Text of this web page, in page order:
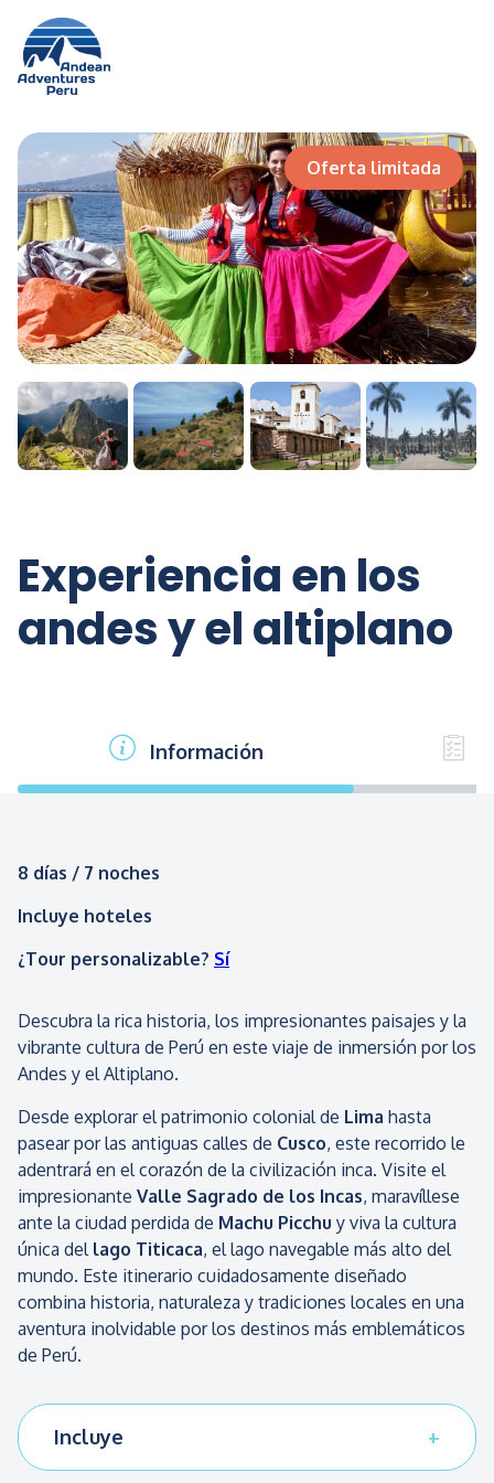
Oferta limitada
Experiencia en los
andes y el altiplano
Información
8 días / 7 noches
Incluye hoteles
¿Tour personalizable? Sí
Descubra la rica historia, los impresionantes paisajes y la
vibrante cultura de Perú en este viaje de inmersión por los
Andes y el Altiplano.
Desde explorar el patrimonio colonial de Lima hasta
pasear por las antiguas calles de Cusco, este recorrido le
adentrará en el corazón de la civilización inca. Visite el
impresionante Valle Sagrado de los Incas, maravíllese
ante la ciudad perdida de Machu Picchu y viva la cultura
única del lago Titicaca, el lago navegable más alto del
mundo. Este itinerario cuidadosamente diseñado
combina historia, naturaleza y tradiciones locales en una
aventura inolvidable por los destinos más emblemáticos
de Perú.
Incluye
Todo el transporte de acuerdo con el